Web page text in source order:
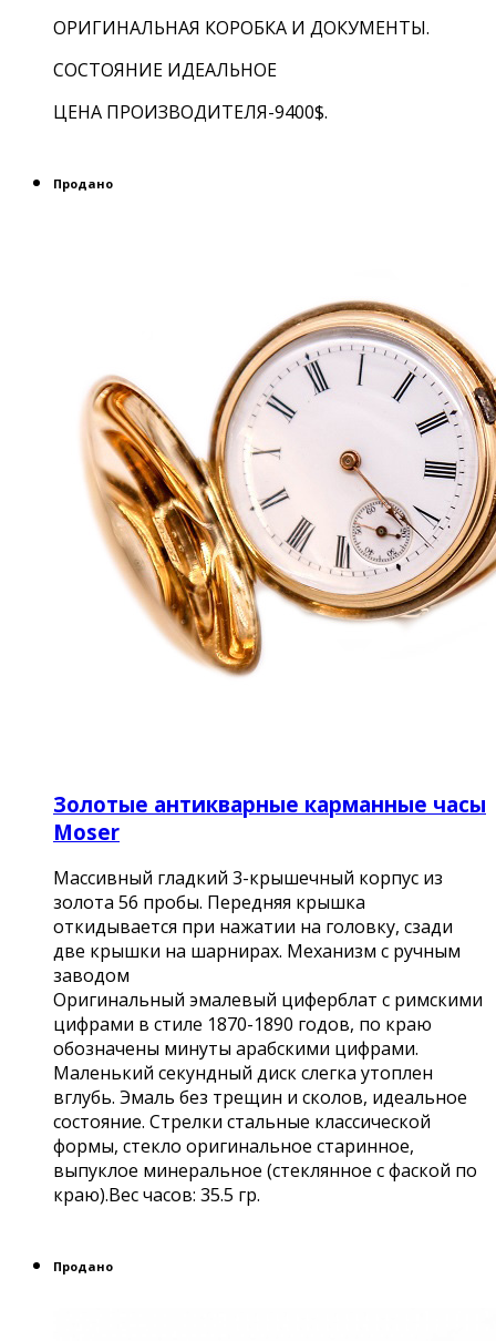
ОРИГИНАЛЬНАЯ КОРОБКА И ДОКУМЕНТЫ.
СОСТОЯНИЕ ИДЕАЛЬНОЕ
ЦЕНА ПРОИЗВОДИТЕЛЯ-9400$.
Продано
Золотые антикварные карманные часы
Moser
Массивный гладкий 3-крышечный корпус из
золота 56 пробы. Передняя крышка
откидывается при нажатии на головку, сзади
две крышки на шарнирах. Механизм с ручным
заводом
Оригинальный эмалевый циферблат с римскими
цифрами в стиле 1870-1890 годов, по краю
обозначены минуты арабскими цифрами.
Маленький секундный диск слегка утоплен
вглубь. Эмаль без трещин и сколов, идеальное
состояние. Стрелки стальные классической
формы, стекло оригинальное старинное,
выпуклое минеральное (стеклянное с фаской по
краю).Вес часов: 35.5 гр.
Продано